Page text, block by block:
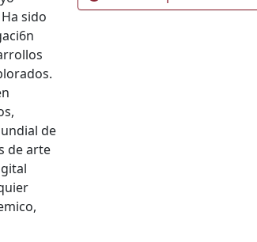
sido
de
de arte